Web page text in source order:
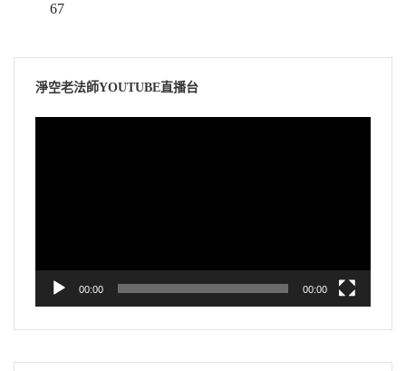
67
淨空老法師YOUTUBE直播台
00:00 00:00